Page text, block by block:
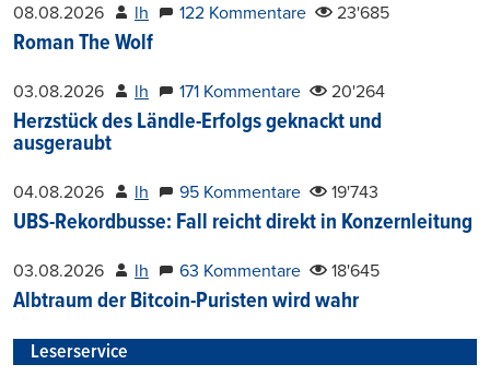
08.08.2026 lh 122 Kommentare 23'685
Roman The Wolf
03.08.2026 lh 171 Kommentare 20'264
Herzstück des Ländle-Erfolgs geknackt und
ausgeraubt
04.08.2026 lh 95 Kommentare 19'743
UBS-Rekordbusse: Fall reicht direkt in Konzernleitung
03.08.2026 lh 63 Kommentare 18'645
Albtraum der Bitcoin-Puristen wird wahr
Leserservice